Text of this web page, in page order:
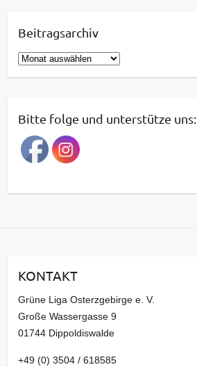
Beitragsarchiv
B
e
r
a
g
a
v
Bitte folge und unterstütze uns:
KONTAKT
Grüne Liga Osterzgebirge e. V.
Große Wassergasse 9
01744 Dippoldiswalde
+49 (0) 3504 / 618585